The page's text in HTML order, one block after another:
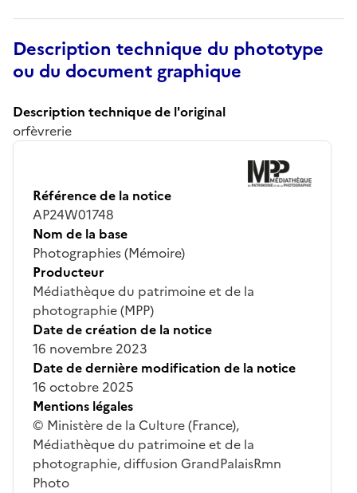
Description technique du phototype
ou du document graphique
Description technique de l'original
orfèvrerie
Référence de la notice
AP24W01748
Nom de la base
Photographies (Mémoire)
Producteur
Médiathèque du patrimoine et de la
photographie (MPP)
Date de création de la notice
16 novembre 2023
Date de dernière modification de la notice
16 octobre 2025
Mentions légales
© Ministère de la Culture (France),
Médiathèque du patrimoine et de la
photographie, diffusion GrandPalaisRmn
Photo